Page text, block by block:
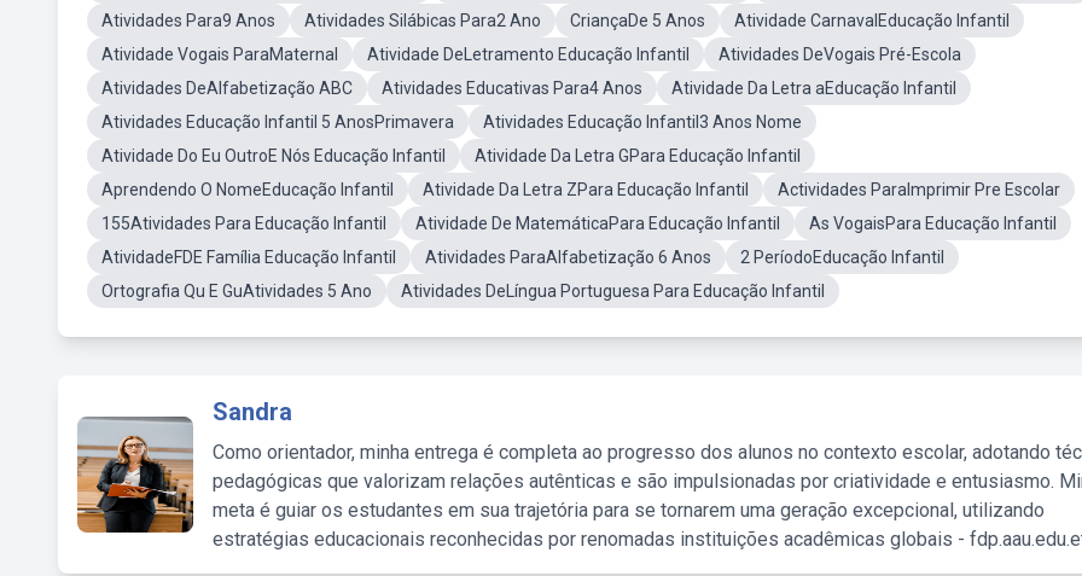
Atividades Para9 Anos
Atividades Silábicas Para2 Ano CriançaDe 5 Anos
Atividade CarnavalEducação Infantil
Atividade Vogais ParaMaternal
Atividade DeLetramento Educação Infantil
Atividades DeVogais Pré-Escola
Atividades DeAlfabetização ABC
Atividades Educativas Para4 Anos
Atividade Da Letra aEducação Infantil
Atividades Educação Infantil 5 AnosPrimavera
Atividades Educação Infantil3 Anos Nome
Atividade Do Eu OutroE Nós Educação Infantil
Atividade Da Letra GPara Educação Infantil
Aprendendo O NomeEducação Infantil
Atividade Da Letra ZPara Educação Infantil
Actividades ParaImprimir Pre Escolar
155Atividades Para Educação Infantil
Atividade De MatemáticaPara Educação Infantil
As VogaisPara Educação Infantil
AtividadeFDE Família Educação Infantil
Atividades ParaAlfabetização 6 Anos
2 PeríodoEducação Infantil
Ortografia Qu E GuAtividades 5 Ano
Atividades DeLíngua Portuguesa Para Educação Infantil
Sandra
Como orientador, minha entrega é completa ao progresso dos alunos no contexto escolar, adotando
pedagógicas que valorizam relações autênticas e são impulsionadas por criatividade e entusiasmo.
meta é guiar os estudantes em sua trajetória para se tornarem uma geração excepcional, utilizando
estratégias educacionais reconhecidas por renomadas instituições acadêmicas globais -